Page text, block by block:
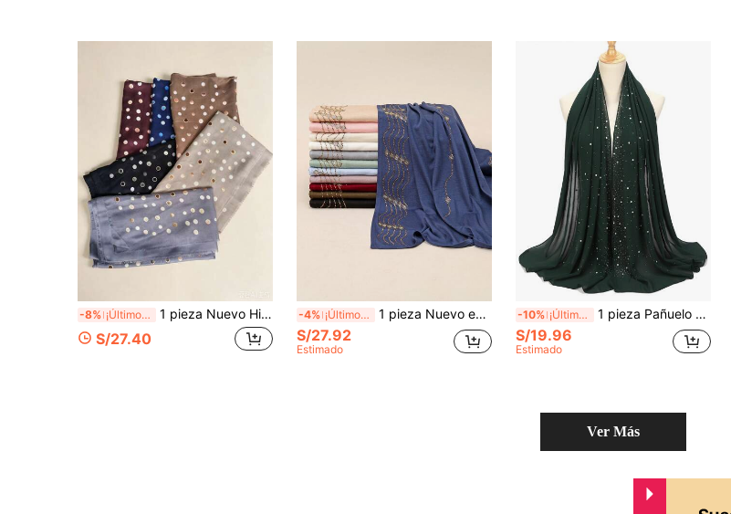
-8% ¡Últimos 3 días 1 pieza Nuevo Hiyab Musulmán con Lunares y Lámina Dorada, Bufanda Larga con Borlas Suaves, Chal Multifuncional Elegante y de Moda
S/27.40
-4% ¡Últimos 3 días 1 pieza Nuevo estilo de bufanda de algodón mercerizado con ondas y strass para mujeres, pañuelo musulmán, bufanda larga suave y delgada, pañuelo elegante para uso diario
S/27.92
Estimado
-10% ¡Últimos 3 días 1 pieza Pañuelo musulmán de gasa con pedrería brillante y perlas falsas
S/19.96
Estimado
Ver Más